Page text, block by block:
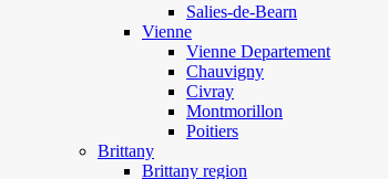
Salies-de-Bearn
Vienne
Vienne Departement
Chauvigny
Civray
Montmorillon
Poitiers
Brittany
Brittany region